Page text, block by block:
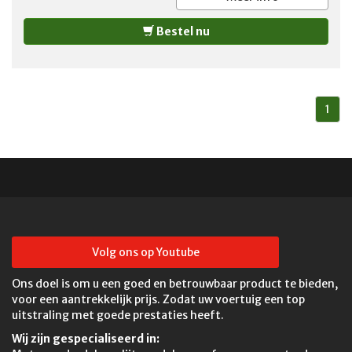
Bestel nu
1
Volg ons op Youtube
Ons doel is om u een goed en betrouwbaar product te bieden,
voor een aantrekkelijk prijs. Zodat uw voertuig een top
uitstraling met goede prestaties heeft.
Wij zijn gespecialiseerd in: